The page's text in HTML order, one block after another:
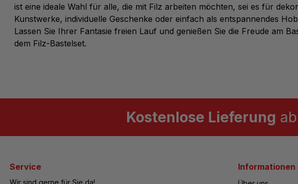
ist eine ideale Wahl für alle, die mit Filz arbeiten möchten, sei es für
Kunstwerke, individuelle Geschenke oder einfach als entspannendes
Lassen Sie Ihrer Fantasie freien Lauf und genießen Sie die Freude am
dem Filz-Bastelset.
Kostenlose Lieferung
Service
Wir sind gerne für Sie da!
Informationen